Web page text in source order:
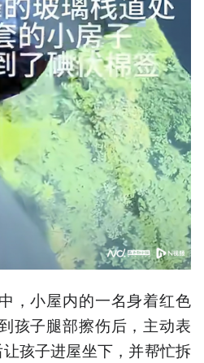
，小屋内的一名身着红色
孩子腿部擦伤后，主动表
让孩子进屋坐下，并帮忙拆